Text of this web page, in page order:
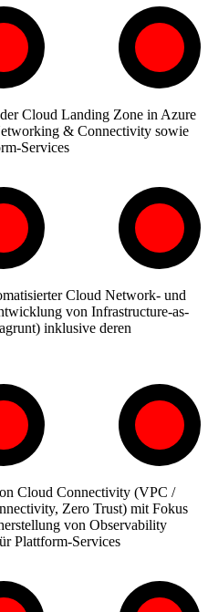
Cloud Landing Zone in Azure
& Connectivity sowie
Services
Cloud Network- und
von Infrastructure-as-
inklusive deren
Cloud Connectivity (VPC /
Zero Trust) mit Fokus
von Observability
Plattform-Services